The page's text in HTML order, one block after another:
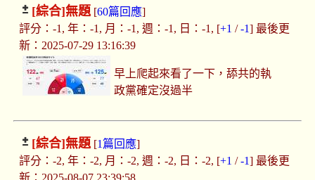
[綜合]無題[60篇回應]
評分：-1, 年：-1, 月：-1, 週：-1, 日：-1, [+1 /-1] 最後更
新：2025-07-29 13:16:39
早上爬起來看了一下，舔共的執
政黨確定沒過半
[綜合]無題[1篇回應]
評分：-2, 年：-2, 月：-2, 週：-2, 日：-2, [+1 /-1] 最後更